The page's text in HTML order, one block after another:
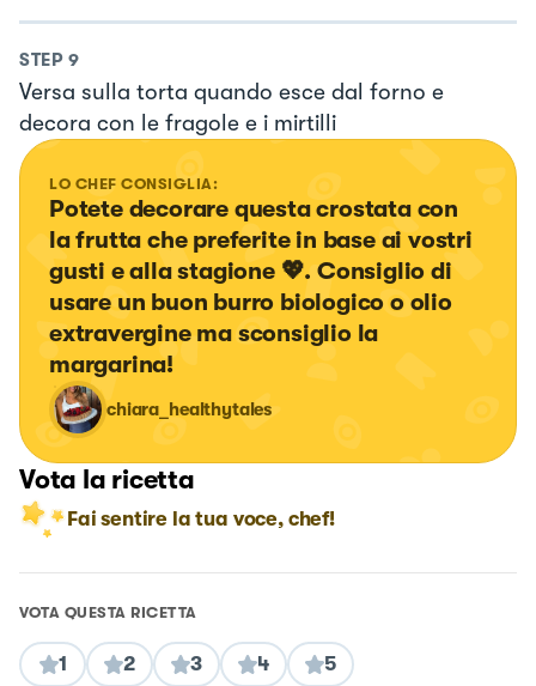
STEP 9
Versa sulla torta quando esce dal forno e
decora con le fragole e i mirtilli
LO CHEF CONSIGLIA:
Potete decorare questa crostata con
la frutta che preferite in base ai vostri
gusti e alla stagione 💖. Consiglio di
usare un buon burro biologico o olio
extravergine ma sconsiglio la
margarina!
chiara_healthytales
Vota la ricetta
Fai sentire la tua voce, chef!
VOTA QUESTA RICETTA
1 2 3 4 5